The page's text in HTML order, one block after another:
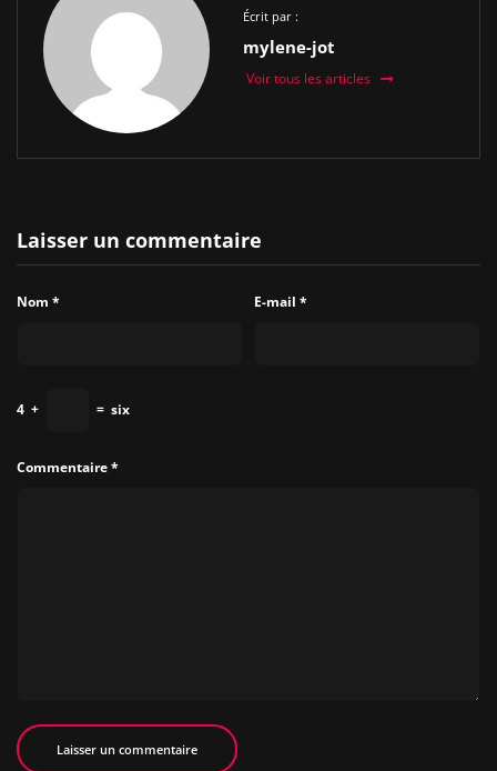
Écrit par :
mylene-jot
Voir tous les articles
Laisser un commentaire
Nom * E-mail *
4 + = six
Commentaire*